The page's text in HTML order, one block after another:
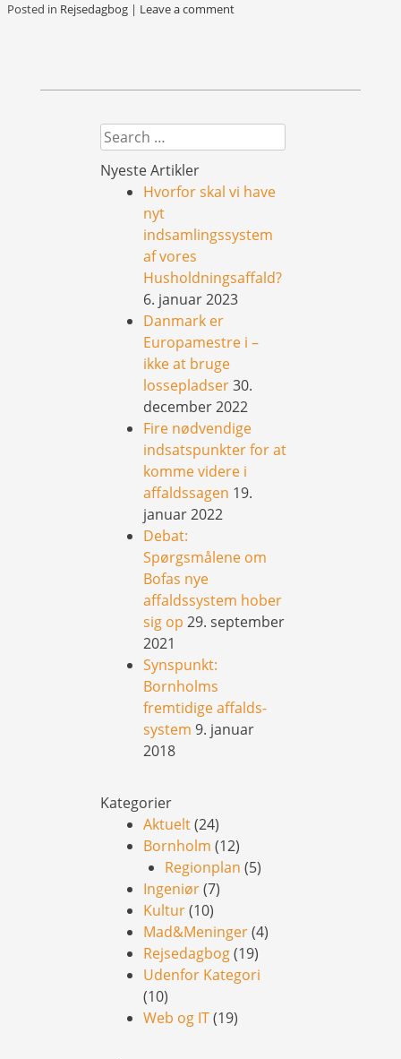
Posted in Rejsedagbog | Leave a comment
Search
Nyeste Artikler
Hvorfor skal vi have
nyt
indsamlingssystem
af vores
Husholdningsaffald?
6. januar 2023
Danmark er
Europamestre i –
ikke at bruge
lossepladser30.
december 2022
Fire nødvendige
indsatspunkter for at
komme videre i
affaldssagen 19.
januar 2022
Debat:
Spørgsmålene om
Bofas nye
affaldssystem hober
sig op 29. september
2021
Synspunkt:
Bornholms
fremtidige affalds-
system 9. januar
2018
Kategorier
Aktuelt(24)
Bornholm (12)
Regionplan (5)
Ingeniør(7)
Kultur(10)
Mad&Meninger(4)
Rejsedagbog(19)
Udenfor Kategori
(10)
Web og IT(19)